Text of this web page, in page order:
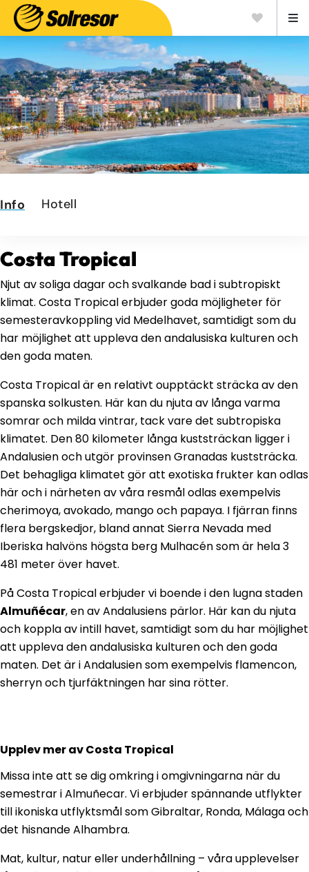
Info Hotell
Costa Tropical
Njut av soliga dagar och svalkande bad i subtropiskt
klimat. Costa Tropical erbjuder goda möjligheter för
semesteravkoppling vid Medelhavet, samtidigt som du
har möjlighet att uppleva den andalusiska kulturen och
den goda maten.
Costa Tropical är en relativt oupptäckt sträcka av den
spanska solkusten. Här kan du njuta av långa varma
somrar och milda vintrar, tack vare det subtropiska
klimatet. Den 80 kilometer långa kuststräckan ligger i
Andalusien och utgör provinsen Granadas kuststräcka.
Det behagliga klimatet gör att exotiska frukter kan odlas
här och i närheten av våra resmål odlas exempelvis
cherimoya, avokado, mango och papaya. I fjärran finns
flera bergskedjor, bland annat Sierra Nevada med
Iberiska halvöns högsta berg Mulhacén som är hela 3
481 meter över havet.
På Costa Tropical erbjuder vi boende i den lugna staden
Almuñécar, en av Andalusiens pärlor. Här kan du njuta
och koppla av intill havet, samtidigt som du har möjlighet
att uppleva den andalusiska kulturen och den goda
maten. Det är i Andalusien som exempelvis flamencon,
sherryn och tjurfäktningen har sina rötter.
Upplev mer av Costa Tropical
Missa inte att se dig omkring i omgivningarna när du
semestrar i Almuñecar. Vi erbjuder spännande utflykter
till ikoniska utflyktsmål som Gibraltar, Ronda, Málaga och
det hisnande Alhambra.
Mat, kultur, natur eller underhållning – våra upplevelser